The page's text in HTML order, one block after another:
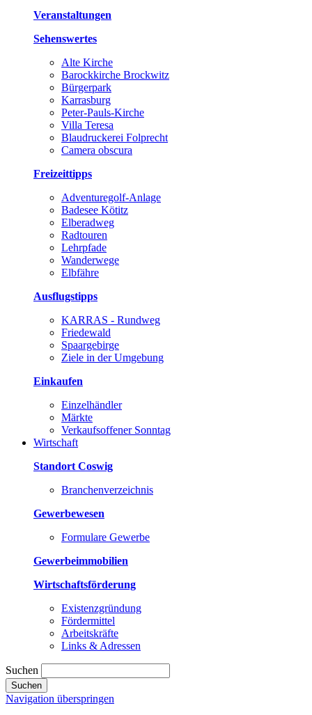
Veranstaltungen
Sehenswertes
Alte Kirche
Barockkirche Brockwitz
Bürgerpark
Karrasburg
Peter-Pauls-Kirche
Villa Teresa
Blaudruckerei Folprecht
Camera obscura
Freizeittipps
Adventuregolf-Anlage
Badesee Kötitz
Elberadweg
Radtouren
Lehrpfade
Wanderwege
Elbfähre
Ausflugstipps
KARRAS - Rundweg
Friedewald
Spaargebirge
Ziele in der Umgebung
Einkaufen
Einzelhändler
Märkte
Verkaufsoffener Sonntag
Wirtschaft
Standort Coswig
Branchenverzeichnis
Gewerbewesen
Formulare Gewerbe
Gewerbeimmobilien
Wirtschaftsförderung
Existenzgründung
Fördermittel
Arbeitskräfte
Links & Adressen
Suchen
Suchen
Navigation überspringen